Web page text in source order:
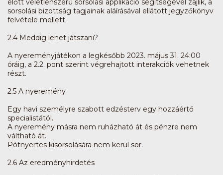
előtt véletlenszerű sorsolási applikáció segítségével zajlik, a
sorsolási bizottság tagjainak aláírásával ellátott jegyzőkönyv
felvétele mellett.
2.4 Meddig lehet játszani?
A nyereményjátékon a legkésőbb 2023. május 31. 24:00
óráig, a 2.2. pont szerint végrehajtott interakciók vehetnek
részt.
2.5 A nyeremény
Egy havi személyre szabott edzésterv egy hozzáértő
specialistától.
A nyeremény másra nem ruházható át és pénzre nem
váltható át.
Pótnyertes kisorsolására nem kerül sor.
2.6 Az eredményhirdetés